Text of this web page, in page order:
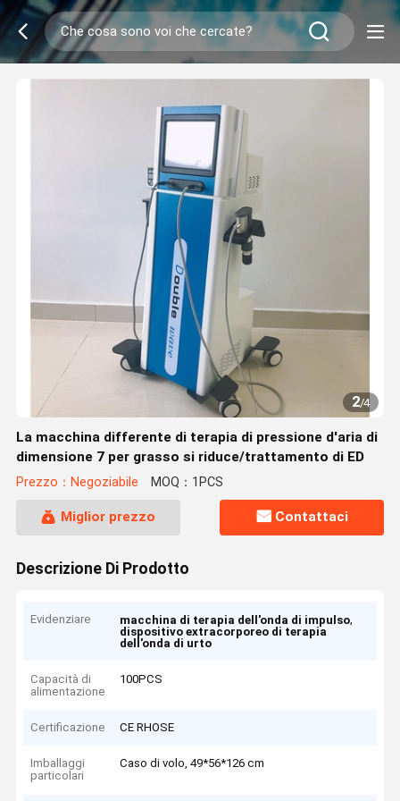
2/4
La macchina differente di terapia di pressione d'aria di
dimensione 7 per grasso si riduce/trattamento di ED
Prezzo：Negoziabile MOQ：1PCS
Miglior prezzo Contattaci
Descrizione Di Prodotto
Evidenziare macchina di terapia dell'onda di impulso,
dispositivo extracorporeo di terapia
dell'onda di urto
Capacità di
alimentazione
100PCS
Certificazione CE RHOSE
Imballaggi
particolari
Caso di volo, 49*56*126 cm